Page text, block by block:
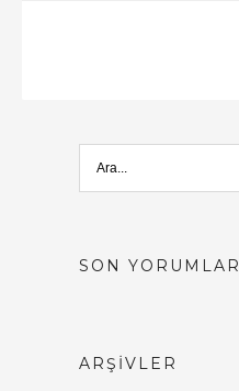
SON YORUMLAR
ARŞIVLER